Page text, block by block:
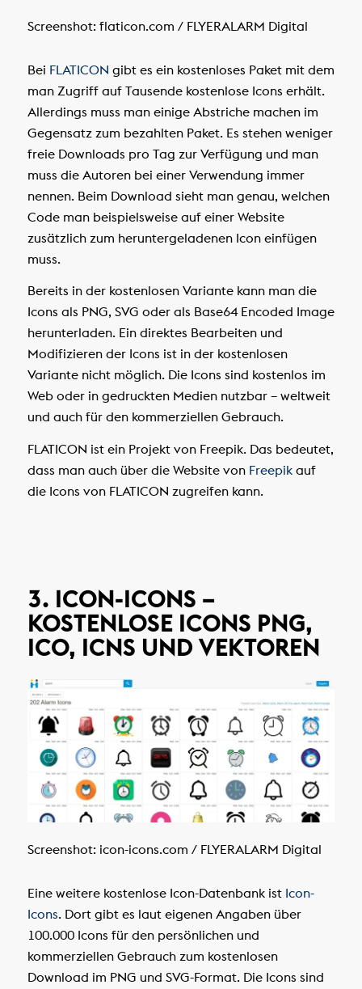
Screenshot: flaticon.com / FLYERALARM Digital
Bei FLATICON gibt es ein kostenloses Paket mit dem
man Zugriff auf Tausende kostenlose Icons erhält.
Allerdings muss man einige Abstriche machen im
Gegensatz zum bezahlten Paket. Es stehen weniger
freie Downloads pro Tag zur Verfügung und man
muss die Autoren bei einer Verwendung immer
nennen. Beim Download sieht man genau, welchen
Code man beispielsweise auf einer Website
zusätzlich zum heruntergeladenen Icon einfügen
muss.
Bereits in der kostenlosen Variante kann man die
Icons als PNG, SVG oder als Base64 Encoded Image
herunterladen. Ein direktes Bearbeiten und
Modifizieren der Icons ist in der kostenlosen
Variante nicht möglich. Die Icons sind kostenlos im
Web oder in gedruckten Medien nutzbar – weltweit
und auch für den kommerziellen Gebrauch.
FLATICON ist ein Projekt von Freepik. Das bedeutet,
dass man auch über die Website von Freepikauf
die Icons von FLATICON zugreifen kann.
3. ICON-ICONS –
KOSTENLOSE ICONS PNG,
ICO, ICNS UND VEKTOREN
Screenshot: icon-icons.com / FLYERALARM Digital
Eine weitere kostenlose Icon-Datenbank ist Icon-
Icons. Dort gibt es laut eigenen Angaben über
100.000 Icons für den persönlichen und
kommerziellen Gebrauch zum kostenlosen
Download im PNG und SVG-Format. Die Icons sind